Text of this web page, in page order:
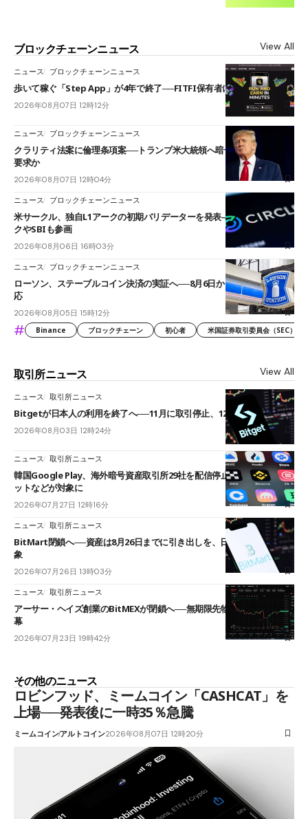
ブロックチェーンニュース View All
ニュース ブロックチェーンニュース
歩いて稼ぐ「Step App」が4年で終了──FITFI保有者に対応呼びかけ
2026年08月07日 12時12分
ニュース ブロックチェーンニュース
クラリティ法案に倫理条項案──トランプ米大統領へ暗号資産事業の売却
要求か
2026年08月07日 12時04分
ニュース ブロックチェーンニュース
米サークル、独自L1アークの初期バリデーターを発表――ブラックロッ
クやSBIも参画
2026年08月06日 16時03分
ニュース ブロックチェーンニュース
ローソン、ステーブルコイン決済の実証へ──8月6日からJPYCやUSDC対
応
2026年08月05日 15時12分
# Binance ブロックチェーン 初心者 米国証券取引委員会（SEC）
取引所ニュース View All
ニュース 取引所ニュース
Bitgetが日本人の利用を終了へ──11月に取引停止、12月末に強制決済
2026年08月03日 12時24分
ニュース 取引所ニュース
韓国Google Play、海外暗号資産取引所29社を配信停止──OKXやバイビ
ットなどが対象に
2026年07月27日 12時16分
ニュース 取引所ニュース
BitMart閉鎖へ──資産は8月26日までに引き出しを、日本人利用者も対
象
2026年07月26日 13時03分
ニュース 取引所ニュース
アーサー・ヘイズ創業のBitMEXが閉鎖へ──無期限先物を生んだ11年に
幕
2026年07月23日 19時42分
その他のニュース
ロビンフッド、ミームコイン「CASHCAT」を
上場──発表後に一時35％急騰
ミームコインアルトコイン2026年08月07日 12時20分